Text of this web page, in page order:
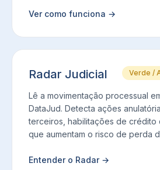
Ver como funciona →
Radar Judicial Verde /
Lê a movimentação processual
DataJud. Detecta ações
terceiros, habilitações de crédito
que aumentam o risco de perda
Entender o Radar→